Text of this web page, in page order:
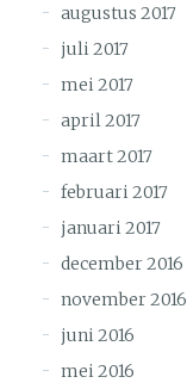
augustus 2017
juli 2017
mei 2017
april 2017
maart 2017
februari 2017
januari 2017
december 2016
november 2016
juni 2016
mei 2016